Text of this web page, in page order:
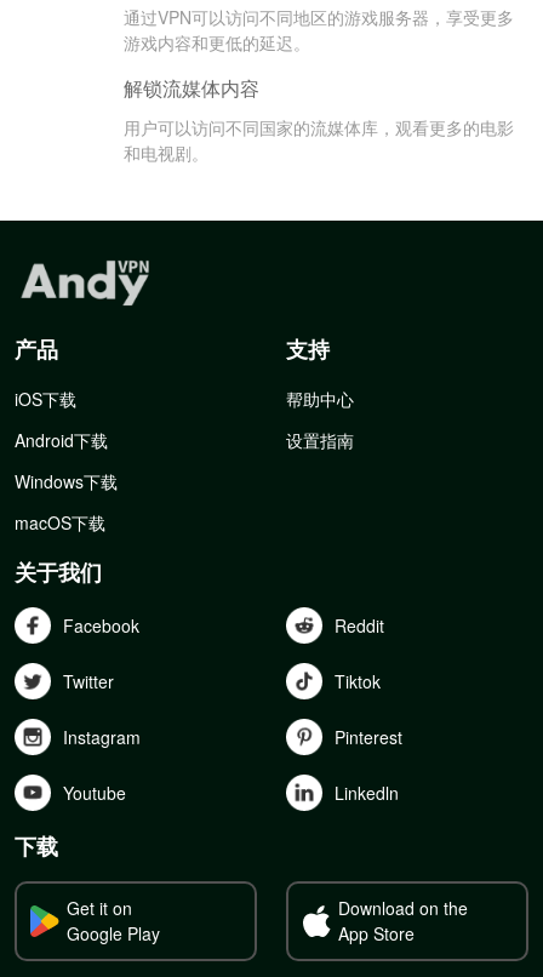
通过VPN可以访问不同地区的游戏服务器，享受更多
游戏内容和更低的延迟。
解锁流媒体内容
用户可以访问不同国家的流媒体库，观看更多的电影
和电视剧。
产品
iOS下载
Android下载
Windows下载
macOS下载
支持
帮助中心
设置指南
关于我们
Facebook Reddit
Twitter Tiktok
Instagram Pinterest
Youtube Linkedln
下载
Get it on
Google Play
Download on the
App Store